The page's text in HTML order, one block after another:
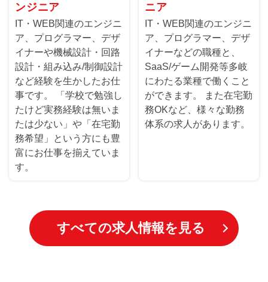
ンジニア
IT・WEB関連のエンジニ
ア、プログラマー、デザ
イナーや機械設計・回路
設計・組み込み/制御設計
など経験を生かしたお仕
事です。 「学校で勉強し
たけど実務経験は無いま
たは少ない」や「在宅勤
務希望」という方にも豊
富にお仕事を揃えていま
す。
ニア
IT・WEB関連のエンジニ
ア、プログラマー、デザ
イナーなどの職種と、
SaaS/ゲーム開発等多岐
にわたる業種で働くこと
ができます。 また在宅勤
務OKなど、様々な勤務
体系の求人があります。
すべての求人情報を見る